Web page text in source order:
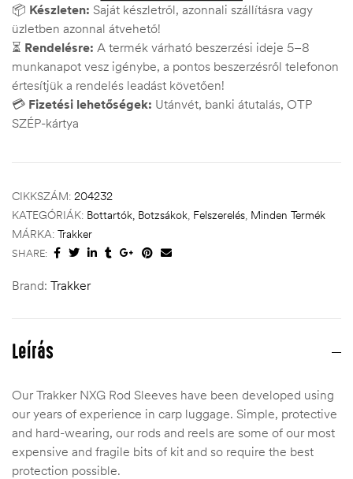
📦 Készleten: Saját készletről, azonnali szállításra vagy
üzletben azonnal átvehető!
⏳ Rendelésre: A termék várható beszerzési ideje 5–8
munkanapot vesz igénybe, a pontos beszerzésről telefonon
értesítjük a rendelés leadást követően!
💳 Fizetési lehetőségek: Utánvét, banki átutalás, OTP
SZÉP-kártya
CIKKSZÁM: 204232
KATEGÓRIÁK: Bottartók, Botzsákok, Felszerelés, Minden Termék
MÁRKA: Trakker
SHARE:
Brand: Trakker
Leírás
Our Trakker NXG Rod Sleeves have been developed using
our years of experience in carp luggage. Simple, protective
and hard-wearing, our rods and reels are some of our most
expensive and fragile bits of kit and so require the best
protection possible.